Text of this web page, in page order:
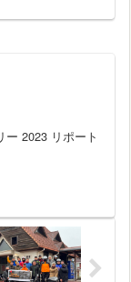
ー 2023 リポート